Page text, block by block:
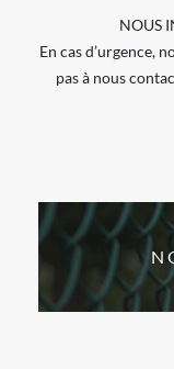
NOUS
En cas d’urgence,
pas à nous